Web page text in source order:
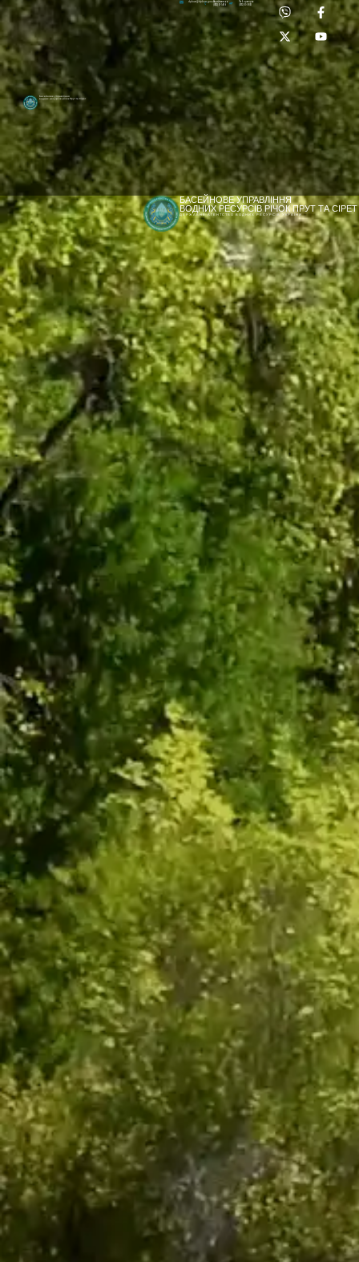
[newyear_garland]
Басейнове управління
водних ресурсів річок Прут та Сірет
Лабораторія:
(0372) 53-92-00
dpbuvr@dpbuvr.gov.uaПриймальня:
(0372) 51-14-56
БАСЕЙНОВЕ УПРАВЛІННЯ
ВОДНИХ РЕСУРСІВ РІЧОК ПРУТ ТА СІРЕТ
ДЕРЖАВНЕ АГЕНТСТВО ВОДНИХ РЕСУРСІВ УКРАЇНИ